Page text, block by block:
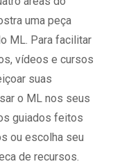
uma peça
ML. Para facilitar
vídeos e cursos
suas
o ML nos seus
guiados feitos
ou escolha seu
de recursos.